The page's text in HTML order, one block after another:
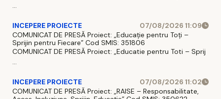
...
INCEPERE PROIECTE
07/08/2026 11:09
COMUNICAT DE PRESĂ Proiect: „Educație pentru Toți –
Sprijin pentru Fiecare” Cod SMIS: 351806
COMUNICAT DE PRESĂ Proiect: „Educatie pentru Toti – Sprij
...
INCEPERE PROIECTE
07/08/2026 11:02
COMUNICAT DE PRESĂ Proiect: „RAISE – Responsabilitate,